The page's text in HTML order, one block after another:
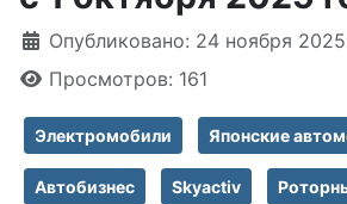
Информация о материале
Опубликовано: 24 ноября 2025
Просмотров: 161
Электромобили Японские
Автобизнес Skyactiv